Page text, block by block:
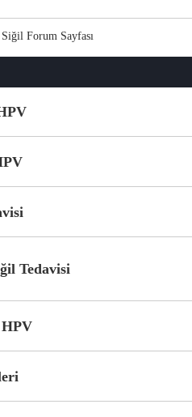
Forum Sayfası
Tedavisi